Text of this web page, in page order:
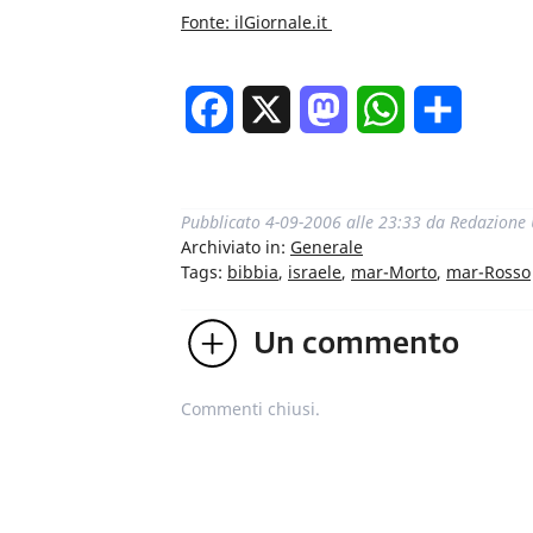
Fonte: ilGiornale.it
Facebook MastodonWhatsApp
Pubblicato 4-09-2006 alle 23:33 da Redazione
Archiviato in: Generale
Tags: bibbia, israele, mar-Morto, mar-Rosso
Un commento
Commenti chiusi.